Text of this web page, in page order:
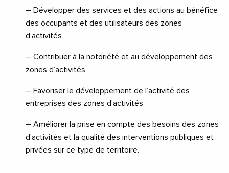
– Développer des services et des actions au bénéfice
des occupants et des utilisateurs des zones
d’activités
– Contribuer à la notoriété et au développement des
zones d’activités
– Favoriser le développement de l’activité des
entreprises des zones d’activités
– Améliorer la prise en compte des besoins des zones
d’activités et la qualité des interventions publiques et
privées sur ce type de territoire.